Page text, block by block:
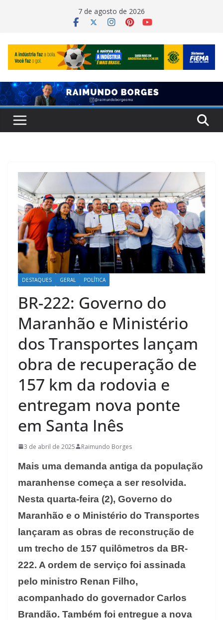
7 de agosto de 2026
DESTAQUES GERAL POLÍTICA
BR-222: Governo do
Maranhão e Ministério
dos Transportes lançam
obra de recuperação de
157 km da rodovia e
entregam nova ponte
em Santa Inês
3 de abril de 2025 Raimundo Borges
Mais uma demanda antiga da população
maranhense começa a ser resolvida.
Nesta quarta-feira (2), Governo do
Maranhão e o Ministério do Transportes
lançaram as obras de reconstrução de
um trecho de 157 quilômetros da BR-
222. A ordem de serviço foi assinada
pelo ministro Renan Filho,
acompanhado do governador Carlos
Brandão. Também foi entregue a nova